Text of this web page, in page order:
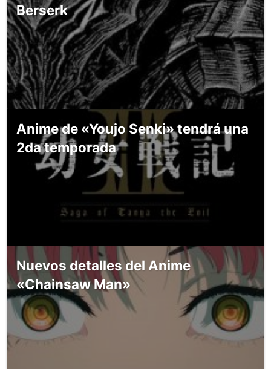
Berserk
Anime de «Youjo Senki» tendrá una
2da temporada
Nuevos detalles del Anime
«Chainsaw Man»